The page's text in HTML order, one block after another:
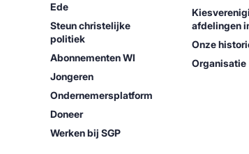
Ede
Steun christelijke
politiek
Abonnementen WI
Jongeren
Ondernemers­platform
Doneer
Werken bij SGP
afdelingen
Onze
Organisatie